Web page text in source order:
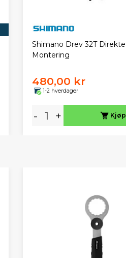
Shimano Drev 32T Direkte
Montering
480,00 kr
1-2 hverdager
- + Kjøp